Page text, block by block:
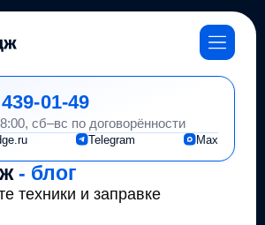
- блог
техники и заправке
01-49
сб–вс по договорённости
Telegram Max